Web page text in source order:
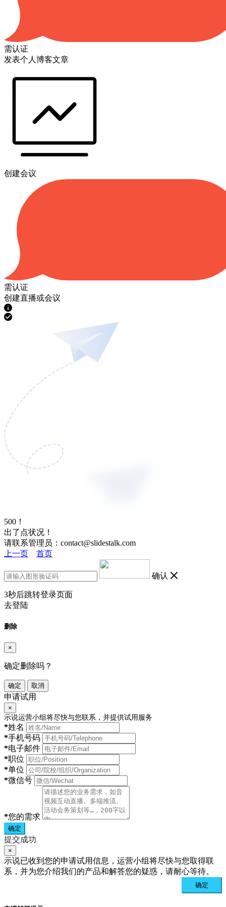
需认证
发表个人博客文章
创建会议
需认证
创建直播或会议
500！
出了点状况！
请联系管理员：contact@slidestalk.com
上一页
首页
确认
3秒后跳转登录页面
去登陆
删除
×
确定删除吗？
确定 取消
申请试用
×
示说运营小组将尽快与您联系，并提供试用服务
*姓名
*手机号码
*电子邮件
*职位
*单位
*微信号
*您的需求
确定
提交成功
×
示说已收到您的申请试用信息，运营小组将尽快与您取得联
系，并为您介绍我们的产品和解答您的疑惑，请耐心等待。
确定